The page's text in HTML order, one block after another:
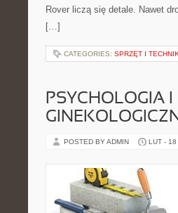
Rover liczą się detale. Nawet
[…]
CATEGORIES: SPRZĘT I
PSYCHOLOGIA
POSTED BY ADMIN LUT - 18